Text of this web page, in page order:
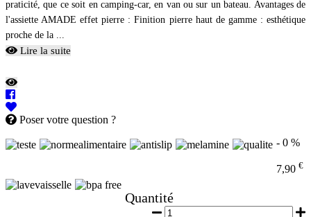
praticité, que ce soit en camping-car, en van ou sur un bateau. Avantages de
l'assiette AMADE effet pierre : Finition pierre haut de gamme : esthétique
proche de la ...
Lire la suite
Poser votre question ?
- 0 %
7,90 €
Quantité